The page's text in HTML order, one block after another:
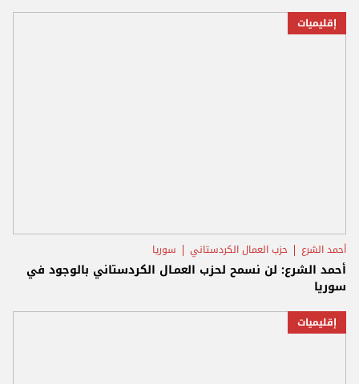
إقليميات
أحمد الشرع حزب العمال الكردستاني سوريا
أحمد الشرع: لن نسمح لحزب العمـال الكردستاني بالوجود في
سوريا
إقليميات